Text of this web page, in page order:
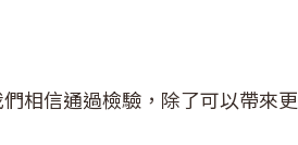
相信通過檢驗，除了可以帶來更